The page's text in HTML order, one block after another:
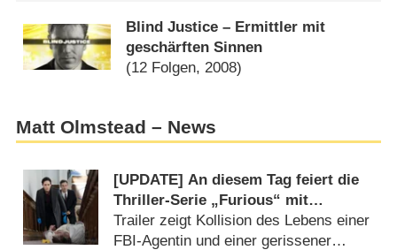
Blind Justice – Ermittler mit
geschärften Sinnen
(12 Folgen, 2008)
Matt Olmstead – News
[UPDATE] An diesem Tag feiert die
Thriller-Serie „Furious“ mit
„Shameless“-Star Premiere
Trailer zeigt Kollision des Lebens einer
FBI-Agentin und einer gerissener